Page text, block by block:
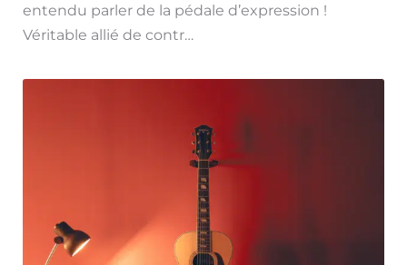
entendu parler de la pédale d’expression !
Véritable allié de contr…